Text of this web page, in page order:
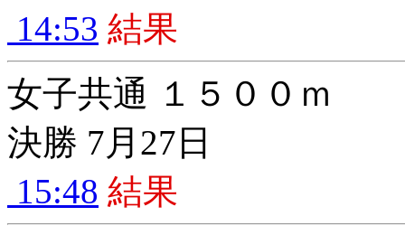
14:53 結果
女子共通 １５００ｍ
決勝 7月27日
15:48 結果